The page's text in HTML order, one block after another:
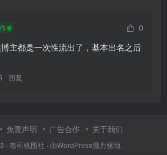
作者
0
主都是一次性流出了，基本出名之后
回复
免责声明 广告合作 关于我们
· 老司机图社 · 由WordPress强力驱动.